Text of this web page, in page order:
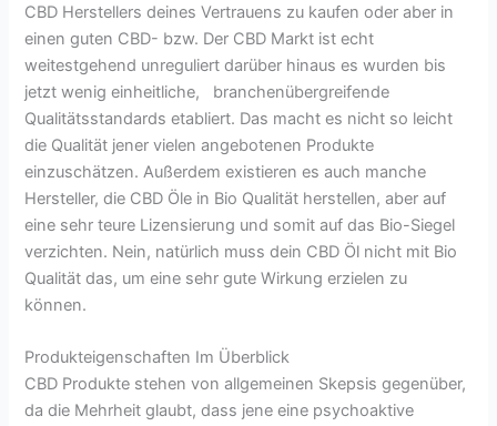
CBD Herstellers deines Vertrauens zu kaufen oder aber in
einen guten CBD- bzw. Der CBD Markt ist echt
weitestgehend unreguliert darüber hinaus es wurden bis
jetzt wenig einheitliche, branchenübergreifende
Qualitätsstandards etabliert. Das macht es nicht so leicht
die Qualität jener vielen angebotenen Produkte
einzuschätzen. Außerdem existieren es auch manche
Hersteller, die CBD Öle in Bio Qualität herstellen, aber auf
eine sehr teure Lizensierung und somit auf das Bio-Siegel
verzichten. Nein, natürlich muss dein CBD Öl nicht mit Bio
Qualität das, um eine sehr gute Wirkung erzielen zu
können.
Produkteigenschaften Im Überblick
CBD Produkte stehen von allgemeinen Skepsis gegenüber,
da die Mehrheit glaubt, dass jene eine psychoaktive